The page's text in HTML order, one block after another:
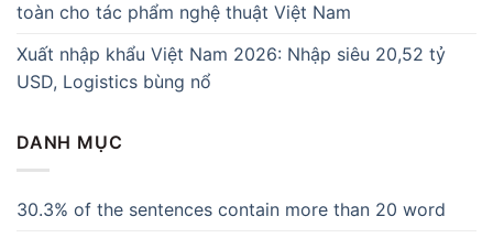
toàn cho tác phẩm nghệ thuật Việt Nam
Xuất nhập khẩu Việt Nam 2026: Nhập siêu 20,52 tỷ
USD, Logistics bùng nổ
DANH MỤC
30.3% of the sentences contain more than 20 word